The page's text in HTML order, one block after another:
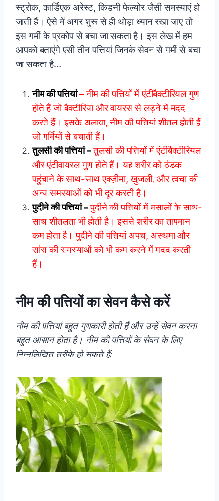
स्ट्रोक, कार्डिएक अरेस्ट, किडनी फेल्योर जैसी समस्याएं हो
जाती हैं। ऐसे में अगर शुरू से ही थोड़ा ध्यान रखा जाए तो
इस गर्मी के प्रकोप से बचा जा सकता है। इस लेख में हम
आपको बताएंगे एसी तीन पत्तियां जिनके सेवन से गर्मी से बचा
जा सकता है…
नीम की पत्तियां–नीम की पत्तियों में एंटीबैक्टीरियल गुण
होते हैं जो बैक्टीरिया और वायरस से लड़ने में मदद
करते हैं। इसके अलावा, नीम की पत्तियां शीतल होती हैं
जो गर्मियों से बचाती हैं।
तुलसी की पत्तियां –तुलसी की पत्तियों में एंटीबैक्टीरियल
और एंटीवायरल गुण होते हैं। यह शरीर को ठंडक
पहुंचाने के साथ-साथ एक्ज़ीमा, खुजली, और त्वचा की
अन्य समस्याओं को भी दूर करती है।
पुदीने की पत्तियां –पुदीने की पत्तियों में मसालों के साथ-
साथ शीतलता भी होती है। इससे शरीर का तापमान
कम होता है। पुदीने की पत्तियां अपच, अस्थमा और
सांस की समस्याओं को भी कम करने में मदद करती
हैं।
नीम की पत्तियों का सेवन कैसे करें
नीम की पत्तियां बहुत गुणकारी होती हैं और उन्हें सेवन करना
बहुत आसान होता है। नीम की पत्तियों के सेवन के लिए
निम्नलिखित तरीके हो सकते हैं: